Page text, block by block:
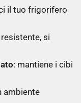
il tuo frigorifero
si
: mantiene i cibi
ambiente